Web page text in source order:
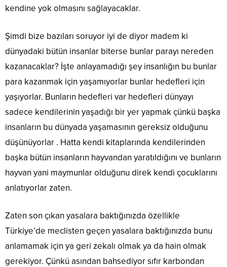
kendine yok olmasını sağlayacaklar.
Şimdi bize bazıları soruyor iyi de diyor madem ki
dünyadaki bütün insanlar biterse bunlar parayı nereden
kazanacaklar? İşte anlayamadığı şey insanlığın bu bunlar
para kazanmak için yaşamıyorlar bunlar hedefleri için
yaşıyorlar. Bunların hedefleri var hedefleri dünyayı
sadece kendilerinin yaşadığı bir yer yapmak çünkü başka
insanların bu dünyada yaşamasının gereksiz olduğunu
düşünüyorlar . Hatta kendi kitaplarında kendilerinden
başka bütün insanların hayvandan yaratıldığını ve bunların
hayvan yani maymunlar olduğunu direk kendi çocuklarını
anlatıyorlar zaten.
Zaten son çıkan yasalara baktığınızda özellikle
Türkiye’de meclisten geçen yasalara baktığınızda bunu
anlamamak için ya geri zekalı olmak ya da hain olmak
gerekiyor. Çünkü asından bahsediyor sıfır karbondan